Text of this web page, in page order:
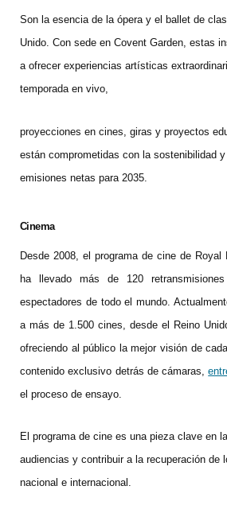
Son la esencia de la ópera y el ballet de
Unido. Con sede en Covent Garden, estas
a ofrecer experiencias artísticas
temporada en vivo,
proyecciones en cines, giras y proyectos
están comprometidas con la sostenibilidad
emisiones netas para 2035.
Cinema
Desde 2008, el programa de cine de
ha llevado más de 120
espectadores de todo el mundo.
a más de 1.500 cines, desde el Reino
ofreciendo al público la mejor visión de
contenido exclusivo detrás de cámaras,
el proceso de ensayo.
El programa de cine es una pieza clave en
audiencias y contribuir a la recuperación de
nacional e internacional.